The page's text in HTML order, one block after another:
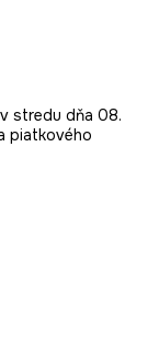
stredu dňa 08.
piatkového